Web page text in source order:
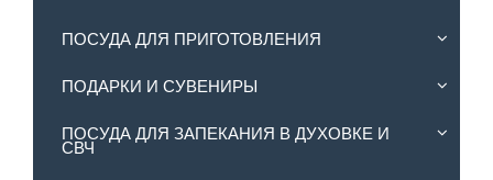
ПОСУДА ДЛЯ ПРИГОТОВЛЕНИЯ
ПОДАРКИ И СУВЕНИРЫ
ПОСУДА ДЛЯ ЗАПЕКАНИЯ В ДУХОВКЕ И
СВЧ